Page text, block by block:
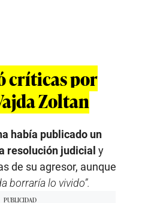
críticas por
Zoltan
había publicado un
resolución judicial y
de su agresor, aunque
borraría lo vivido”.